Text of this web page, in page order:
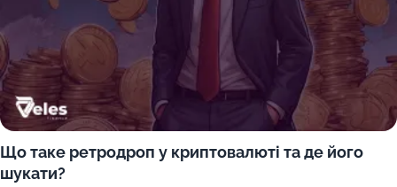
Що таке ретродроп у криптовалюті та де його
шукати?